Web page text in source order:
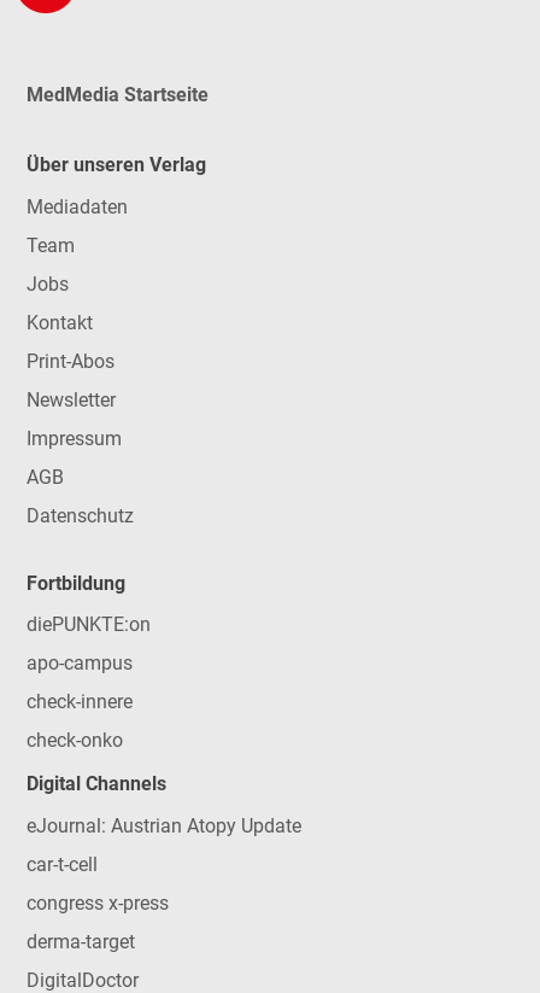
MedMedia Startseite
Über unseren Verlag
Mediadaten
Team
Jobs
Kontakt
Print-Abos
Newsletter
Impressum
AGB
Datenschutz
Fortbildung
diePUNKTE:on
apo-campus
check-innere
check-onko
Digital Channels
eJournal: Austrian Atopy Update
car-t-cell
congress x-press
derma-target
DigitalDoctor